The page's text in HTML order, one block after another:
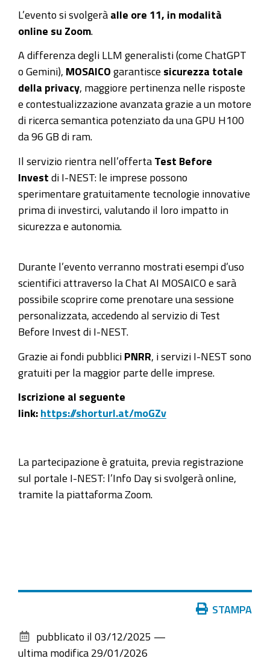
L’evento si svolgerà alle ore 11, in modalità
online su Zoom
A differenza degli LLM generalisti (come ChatGPT
o Gemini), MOSAICO garantisce sicurezza totale
della privacy , maggiore pertinenza nelle risposte
e contestualizzazione avanzata grazie a un motore
di ricerca semantica potenziato da una GPU H100
da 96 GB di ram.
Il servizio rientra nell’offerta Test Before
Invest di I-NEST: le imprese possono
sperimentare gratuitamente tecnologie innovative
prima di investirci, valutando il loro impatto in
sicurezza e autonomia.
Durante l’evento verranno mostrati esempi d’uso
scientifici attraverso la Chat AI MOSAICO e sarà
possibile scoprire come prenotare una sessione
personalizzata, accedendo al servizio di Test
Before Invest di I-NEST.
Grazie ai fondi pubblici PNRR , i servizi I-NEST sono
gratuiti per la maggior parte delle imprese.
Iscrizione al seguente
link: https://shorturl.at/moGZv
La partecipazione è gratuita, previa registrazione
sul portale I-NEST: l’Info Day si svolgerà online,
tramite la piattaforma Zoom.
documento
STAMPA
pubblicato il 03/12/2025 —
ultima modifica 29/01/2026